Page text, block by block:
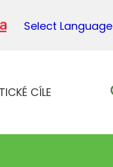
Select Language
CÍLE